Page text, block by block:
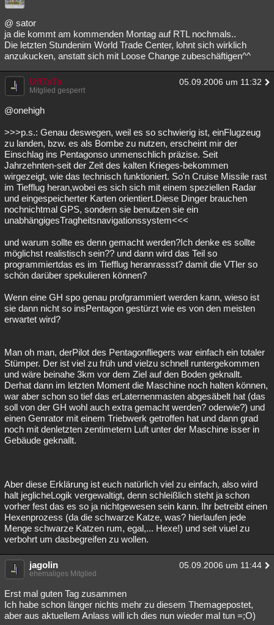
@ sator
ja die kommt am kommenden Montag auf RTL nochmals..
Die letzten Stundenim World Trade Center, lohnt sich wirklich
anzukucken, anstatt sich mit Loose Change zubeschäftigen^^
UffTaTa 05.09.2006 um 11:32
Mitglied gesperrt
@onehigh
>>>p.s.: Genau deswegen, weil es so schwierig ist, einFlugzeug
zu landen, bzw. es als Bombe zu nutzen, erscheint mir der
Einschlag ins Pentagonso unmenschlich präzise. Seit
Jahrzehnten-seit der Zeit des kalten Krieges-bekommen
wirgezeigt, wie das technisch funktioniert. So'n Cruise Missile rast
im Tiefflug heran,wobei es sich sich mit einem speziellen Radar
und eingespeicherter Karten orientiert.Diese Dinger brauchen
nochnichtmal GPS, sondern sie benutzen sie ein
unabhängigesTragheitsnavigationssystem<<<
und warum sollte es denn gemacht werden?Ich denke es sollte
möglichst realistisch sein?? und dann wird das Teil so
programmiertdas es im Tiefflug heranrassst? damit die VTler so
schön darüber spekulieren können?
Wenn eine GH spo genau profgrammiert werden kann, wieso ist
sie dann nicht so insPentagon gestürzt wie es von den meisten
erwartet wird?
Man oh man, derPilot des Pentagonfliegers war einfach ein totaler
Stümper. Der ist viel zu früh und vielzu schnell runtergekommen
und wäre beinahe 3km vor dem Ziel auf den Boden geknallt.
Derhat dann im letzten Moment die Maschine noch halten können,
war aber schon so tief das erLaternenmasten abgesäbelt hat (das
soll von der GH wohl auch extra gemacht werden? oderwie?) und
einen Genrator mit einem Triebwerk getroffen hat und dann grad
noch mit denletzten zentimetern Luft unter der Maschine isser in
Gebäude geknallt.
Aber diese Erklärung ist euch natürlich viel zu einfach, also wird
halt jeglicheLogik vergewaltigt, denn schleißlich steht ja schon
vorher fest das es so ja nichtgewesen sein kann. Ihr betreibt einen
Hexenprozess (da die schwarze Katze, was? hierlaufen jede
Menge schwarze Katzen rum, egal,... Hexe!) und seit viuel zu
verbohrt um dasbegreifen zu wollen.
jagolin 05.09.2006 um 11:44
ehemaliges Mitglied
Erst mal guten Tag zusammen
Ich habe schon länger nichts mehr zu diesem Themagepostet,
aber aus aktuellem Anlass will ich dies nun wieder mal tun =;O)